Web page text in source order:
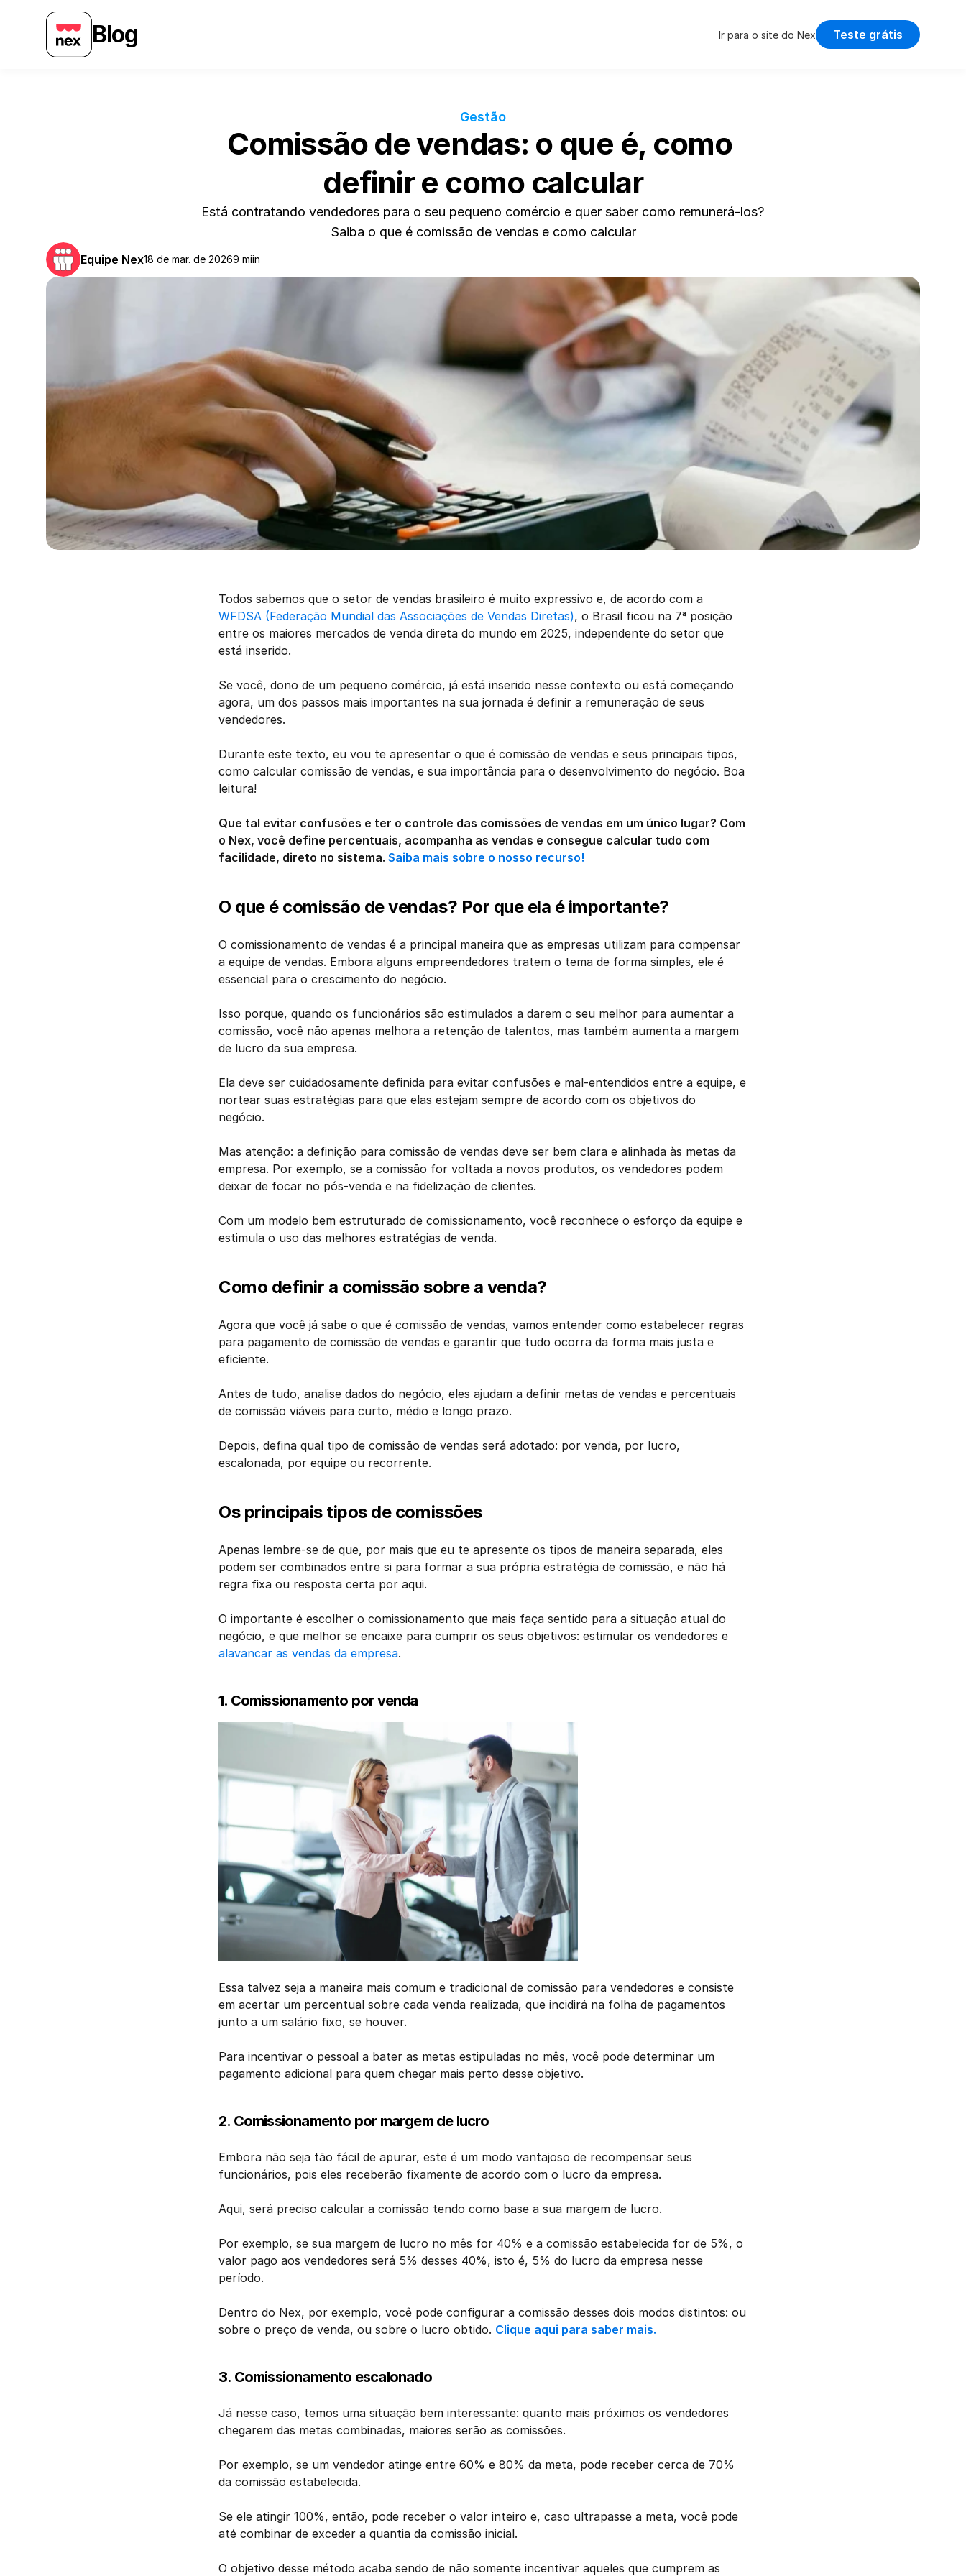
Gestão
Comissão de vendas: o que é, como
definir e como calcular
Está contratando vendedores para o seu pequeno comércio e quer saber como remunerá-los?
Saiba o que é comissão de vendas e como calcular
Equipe Nex18 de mar. de 20269 miin
WFDSA (Federação Mundial das Associações de Vendas Diretas), o Brasil ficou na 7ª posição
entre os maiores mercados de venda direta do mundo em 2025, independente do setor que
está inserido.
Se você, dono de um pequeno comércio, já está inserido nesse contexto ou está começando
agora, um dos passos mais importantes na sua jornada é definir a remuneração de seus
vendedores.
Durante este texto, eu vou te apresentar o que é comissão de vendas e seus principais tipos,
como calcular comissão de vendas, e sua importância para o desenvolvimento do negócio. Boa
leitura!
Que tal evitar confusões e ter o controle das comissões de vendas em um único lugar? Com
o Nex, você define percentuais, acompanha as vendas e consegue calcular tudo com
facilidade, direto no sistema. Saiba mais sobre o nosso recurso!
O que é comissão de vendas? Por que ela é importante?
O comissionamento de vendas é a principal maneira que as empresas utilizam para compensar
a equipe de vendas. Embora alguns empreendedores tratem o tema de forma simples, ele é
essencial para o crescimento do negócio.
Isso porque, quando os funcionários são estimulados a darem o seu melhor para aumentar a
comissão, você não apenas melhora a retenção de talentos, mas também aumenta a margem
de lucro da sua empresa.
Ela deve ser cuidadosamente definida para evitar confusões e mal-entendidos entre a equipe, e
nortear suas estratégias para que elas estejam sempre de acordo com os objetivos do
negócio.
Mas atenção: a definição para comissão de vendas deve ser bem clara e alinhada às metas da
empresa. Por exemplo, se a comissão for voltada a novos produtos, os vendedores podem
deixar de focar no pós-venda e na fidelização de clientes.
Com um modelo bem estruturado de comissionamento, você reconhece o esforço da equipe e
estimula o uso das melhores estratégias de venda.
Como definir a comissão sobre a venda?
Agora que você já sabe o que é comissão de vendas, vamos entender como estabelecer regras
para pagamento de comissão de vendas e garantir que tudo ocorra da forma mais justa e
eficiente.
Antes de tudo, analise dados do negócio, eles ajudam a definir metas de vendas e percentuais
de comissão viáveis para curto, médio e longo prazo.
Depois, defina qual tipo de comissão de vendas será adotado: por venda, por lucro,
escalonada, por equipe ou recorrente.
Os principais tipos de comissões
Apenas lembre-se de que, por mais que eu te apresente os tipos de maneira separada, eles
podem ser combinados entre si para formar a sua própria estratégia de comissão, e não há
regra fixa ou resposta certa por aqui.
O importante é escolher o comissionamento que mais faça sentido para a situação atual do
alavancar as vendas da empresa.
1. Comissionamento por venda
Essa talvez seja a maneira mais comum e tradicional de comissão para vendedores e consiste
em acertar um percentual sobre cada venda realizada, que incidirá na folha de pagamentos
junto a um salário fixo, se houver.
Para incentivar o pessoal a bater as metas estipuladas no mês, você pode determinar um
pagamento adicional para quem chegar mais perto desse objetivo.
2. Comissionamento por margem de lucro
Embora não seja tão fácil de apurar, este é um modo vantajoso de recompensar seus
funcionários, pois eles receberão fixamente de acordo com o lucro da empresa.
Aqui, será preciso calcular a comissão tendo como base a sua margem de lucro.
Por exemplo, se sua margem de lucro no mês for 40% e a comissão estabelecida for de 5%, o
valor pago aos vendedores será 5% desses 40%, isto é, 5% do lucro da empresa nesse
período.
Dentro do Nex, por exemplo, você pode configurar a comissão desses dois modos distintos: ou
sobre o preço de venda, ou sobre o lucro obtido. Clique aqui para saber mais.
3. Comissionamento escalonado
Já nesse caso, temos uma situação bem interessante: quanto mais próximos os vendedores
chegarem das metas combinadas, maiores serão as comissões.
Por exemplo, se um vendedor atinge entre 60% e 80% da meta, pode receber cerca de 70%
da comissão estabelecida.
Se ele atingir 100%, então, pode receber o valor inteiro e, caso ultrapasse a meta, você pode
até combinar de exceder a quantia da comissão inicial.
O objetivo desse método acaba sendo de não somente incentivar aqueles que cumprem as
Blog Teste grátis
Ir para o site do Nex